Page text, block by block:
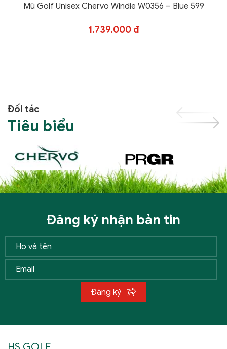
Mũ Golf Unisex Chervo Windie W0356 – Blue 599
1.739.000 đ
Đối tác
Tiêu biểu
Đăng ký nhận bản tin
Đăng ký